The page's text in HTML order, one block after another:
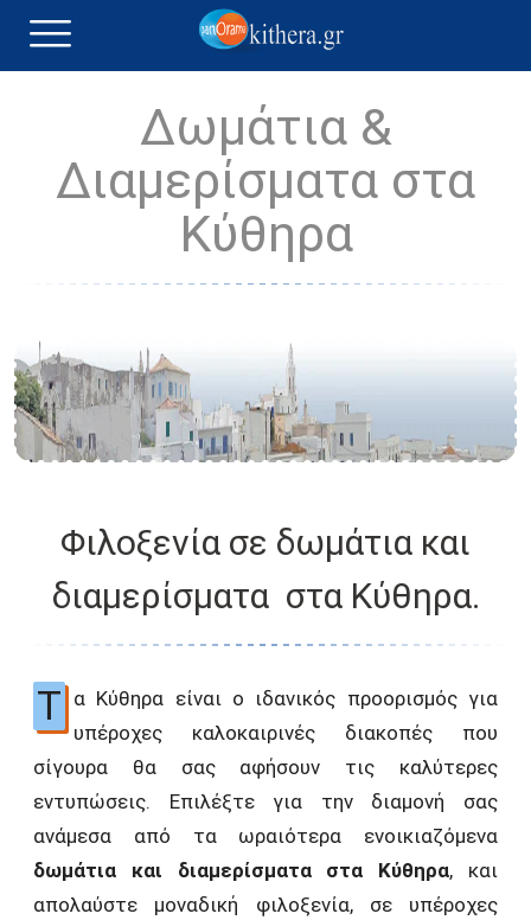
Δωμάτια &
Διαμερίσματα στα
Κύθηρα
Φιλοξενία σε δωμάτια και
διαμερίσματα στα Κύθηρα.
Τ α Κύθηρα είναι ο ιδανικός προορισμός για
υπέροχες καλοκαιρινές διακοπές που
σίγουρα θα σας αφήσουν τις καλύτερες
εντυπώσεις. Επιλέξτε για την διαμονή σας
ανάμεσα από τα ωραιότερα ενοικιαζόμενα
δωμάτια και διαμερίσματα στα Κύθηρα, και
απολαύστε μοναδική φιλοξενία, σε υπέροχες